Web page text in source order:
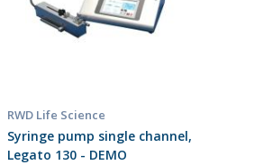
RWD Life Science
Syringe pump single channel,
Legato 130 - DEMO